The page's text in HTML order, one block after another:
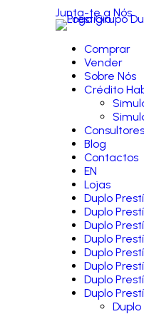
Junta-te a Nós
Comprar
Vender
Sobre Nós
Crédito
Consultores
Blog
Contactos
EN
Lojas
Duplo
Duplo
Duplo
Duplo
Duplo
Duplo
Duplo
Duplo